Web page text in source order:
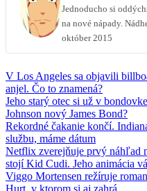
Jednoducho si
na nové nápady.
október 2015
V Los Angeles sa objavili
anjel. Čo to znamená?
Jeho starý otec si už v
Johnson nový James Bond?
Rekordné čakanie končí.
službu, máme dátum
Netflix zverejňuje prvý náhľad
stojí Kid Cudi. Jeho animácia
Viggo Mortensen režíruje
Hurt, v ktorom si aj zahrá